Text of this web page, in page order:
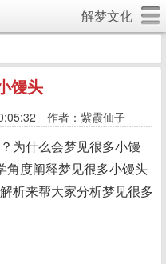
解梦文化
馒头
作者：紫霞仙子
为什么会梦见很多小馒
角度阐释梦见很多小馒头
析来帮大家分析梦见很多